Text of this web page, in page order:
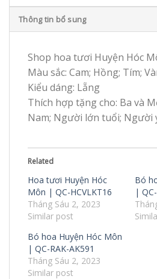
Thông tin bổ sung
Shop hoa tươi Huyện Hóc
Màu sắc: Cam; Hồng; Tím;
Kiểu dáng: Lẵng
Thích hợp tặng cho: Ba và
Nam; Người lớn tuổi; Người
Related
Hoa tươi Huyện Hóc
Môn | QC-HCVLKT16
Tháng Sáu 2, 2023
Similar post
Bó
|
Bó hoa Huyện Hóc Môn
| QC-RAK-AK591
Tháng Sáu 2, 2023
Similar post